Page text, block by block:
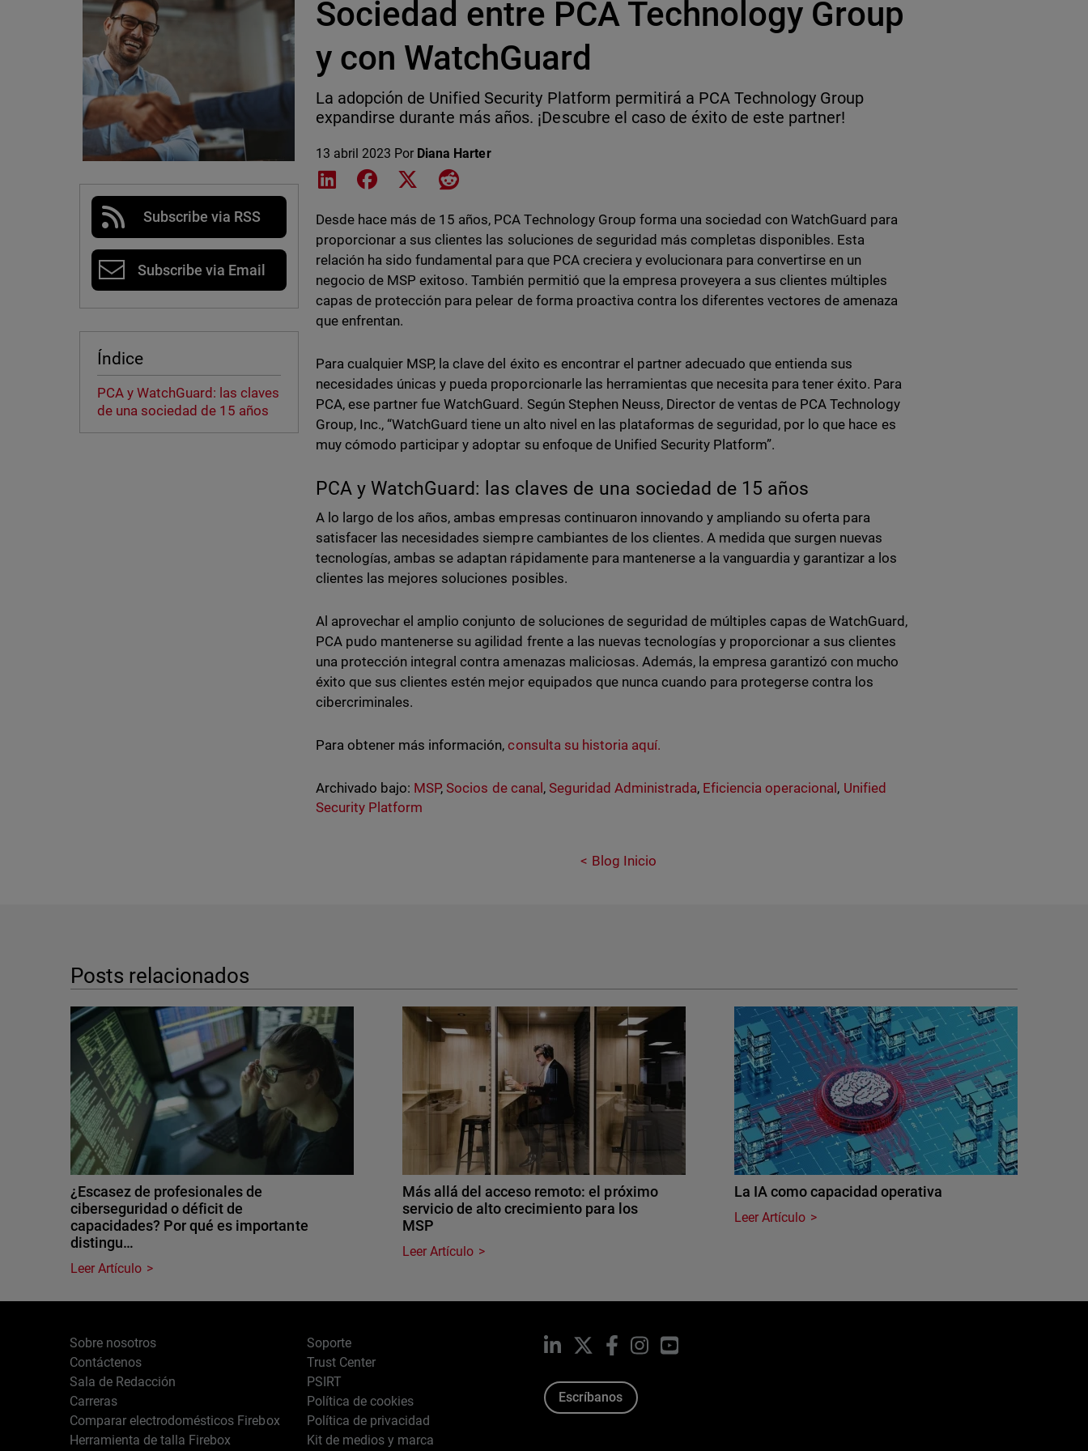
Subscribe via RSS
Subscribe via Email
Índice
PCA y WatchGuard: las claves
de una sociedad de 15 años
Sociedad entre PCA Technology Group
y con WatchGuard
La adopción de Unified Security Platform permitirá a PCA Technology Group
expandirse durante más años. ¡Descubre el caso de éxito de este partner!
13 abril 2023 Por Diana Harter
Share on LinkedIn
Share on Facebook
Share on XShare on Reddit
Desde hace más de 15 años, PCA Technology Group forma una sociedad con WatchGuard para
proporcionar a sus clientes las soluciones de seguridad más completas disponibles. Esta
relación ha sido fundamental para que PCA creciera y evolucionara para convertirse en un
negocio de MSP exitoso. También permitió que la empresa proveyera a sus clientes múltiples
capas de protección para pelear de forma proactiva contra los diferentes vectores de amenaza
que enfrentan.
Para cualquier MSP, la clave del éxito es encontrar el partner adecuado que entienda sus
necesidades únicas y pueda proporcionarle las herramientas que necesita para tener éxito. Para
PCA, ese partner fue WatchGuard. Según Stephen Neuss, Director de ventas de PCA Technology
Group, Inc., “WatchGuard tiene un alto nivel en las plataformas de seguridad, por lo que hace es
muy cómodo participar y adoptar su enfoque de Unified Security Platform”.
PCA y WatchGuard: las claves de una sociedad de 15 años
A lo largo de los años, ambas empresas continuaron innovando y ampliando su oferta para
satisfacer las necesidades siempre cambiantes de los clientes. A medida que surgen nuevas
tecnologías, ambas se adaptan rápidamente para mantenerse a la vanguardia y garantizar a los
clientes las mejores soluciones posibles.
Al aprovechar el amplio conjunto de soluciones de seguridad de múltiples capas de WatchGuard,
PCA pudo mantenerse su agilidad frente a las nuevas tecnologías y proporcionar a sus clientes
una protección integral contra amenazas maliciosas. Además, la empresa garantizó con mucho
éxito que sus clientes estén mejor equipados que nunca cuando para protegerse contra los
cibercriminales.
Para obtener más información,consulta su historia aquí.
Archivado bajo: MSP,Socios de canal , Seguridad Administrada, Eficiencia operacional , Unified
Security Platform
Blog Inicio
Posts relacionados
¿Escasez de profesionales de
ciberseguridad o déficit de
capacidades? Por qué es importante
distingu…
Leer Artículo
Más allá del acceso remoto: el próximo
servicio de alto crecimiento para los
MSP
Leer Artículo
La IA como capacidad operativa
Leer Artículo
Sobre nosotros
Contáctenos
Sala de Redacción
Carreras
Comparar electrodomésticos Firebox
Herramienta de talla Firebox
Soporte
Trust Center
PSIRT
Política de cookies
Política de privacidad
Kit de medios y marca
LinkedIn Facebook
InstagramYouTube
Escríbanos